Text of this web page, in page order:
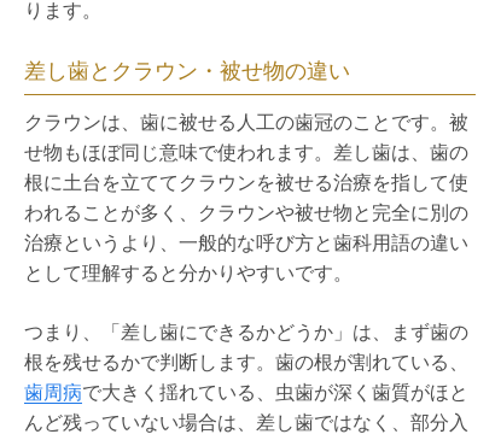
ります。
差し歯とクラウン・被せ物の違い
クラウンは、歯に被せる人工の歯冠のことです。被
せ物もほぼ同じ意味で使われます。差し歯は、歯の
根に土台を立ててクラウンを被せる治療を指して使
われることが多く、クラウンや被せ物と完全に別の
治療というより、一般的な呼び方と歯科用語の違い
として理解すると分かりやすいです。
つまり、「差し歯にできるかどうか」は、まず歯の
根を残せるかで判断します。歯の根が割れている、
歯周病で大きく揺れている、虫歯が深く歯質がほと
んど残っていない場合は、差し歯ではなく、部分入